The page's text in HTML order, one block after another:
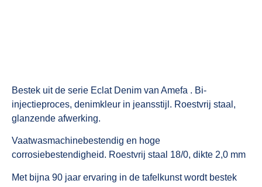
Bestek uit de serie Eclat Denim van Amefa . Bi-
injectieproces, denimkleur in jeansstijl. Roestvrij staal,
glanzende afwerking.
Vaatwasmachinebestendig en hoge
corrosiebestendigheid. Roestvrij staal 18/0, dikte 2,0 mm
Met bijna 90 jaar ervaring in de tafelkunst wordt bestek